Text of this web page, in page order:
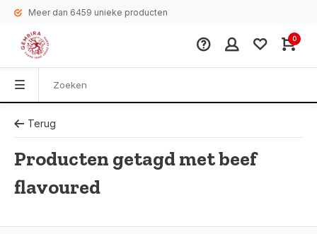
Meer dan 6459 unieke producten
0
Terug
Producten getagd met beef
flavoured